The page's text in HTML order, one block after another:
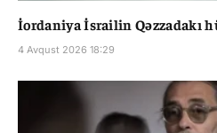
İordaniya İsrailin Qəzzadakı
4 Avqust 2026 18:29